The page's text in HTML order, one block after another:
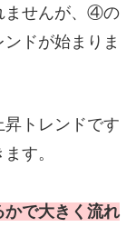
ませんが、④の
ドが始まりま
トレンドです
す。
で大きく流れ